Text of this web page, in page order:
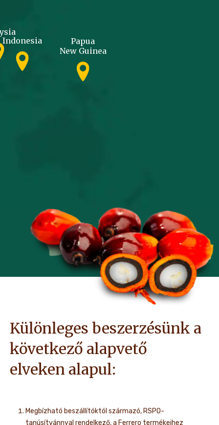
Indonesia
Papua
New Guinea
Különleges beszerzésünk a
következő alapvető
elveken alapul:
Megbízható beszállítóktól származó, RSPO-
tanúsítvánnyal rendelkező, a Ferrero termékeihez